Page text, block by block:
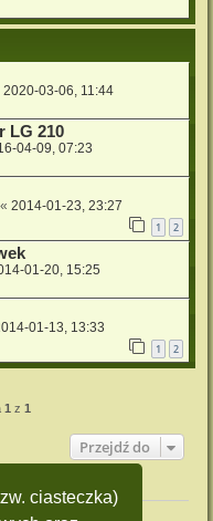
ciasteczka)
2020-03-06, 11:44
LG 210
04-09, 07:23
« 2014-01-23, 23:27
1 2
01-20, 15:25
01-13, 13:33
1 2
1 z 1
Przejdź do